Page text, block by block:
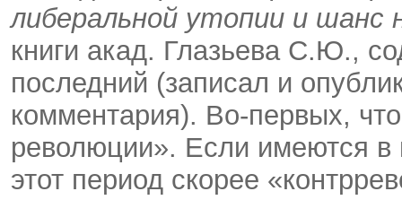
либеральной утопии и шанс
книги акад. Глазьева С.Ю.,
последний (записал и
комментария). Во-первых,
революции». Если имеются в
этот период скорее